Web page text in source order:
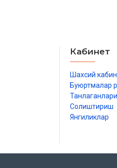
Кабинет
Шахсий
Буюртмалар
Солиштириш
Янгиликлар